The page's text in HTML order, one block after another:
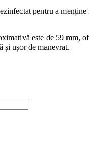
pentru a
este de 59 mm,
și ușor de manevrat.